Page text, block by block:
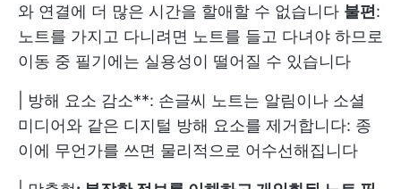
와 연결에 더 많은 시간을 할애할 수 없습니다 불편 :
노트를 가지고 다니려면 노트를 들고 다녀야 하므로
이동 중 필기에는 실용성이 떨어질 수 있습니다
| 방해 요소 감소**: 손글씨 노트는 알림이나 소셜
미디어와 같은 디지털 방해 요소를 제거합니다: 종
이에 무언가를 쓰면 물리적으로 어수선해집니다